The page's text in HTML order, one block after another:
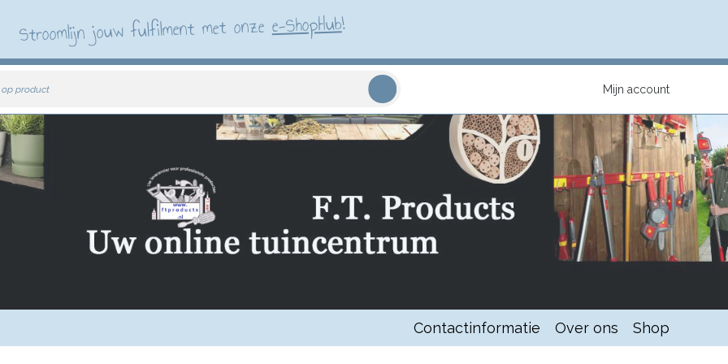
Stroomlijn jouw fulfilment met onzee-ShopHub!
op product Mijn account
Contactinformatie Over ons Shop